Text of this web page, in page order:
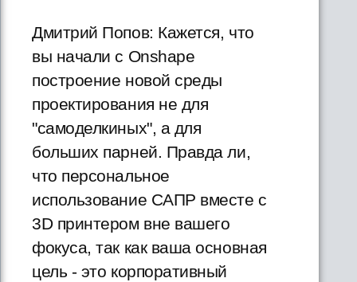
Дмитрий Попов: Кажется, что
вы начали с Onshape
построение новой среды
проектирования не для
"самоделкиных", а для
больших парней. Правда ли,
что персональное
использование САПР вместе с
3D принтером вне вашего
фокуса, так как ваша основная
цель - это корпоративный